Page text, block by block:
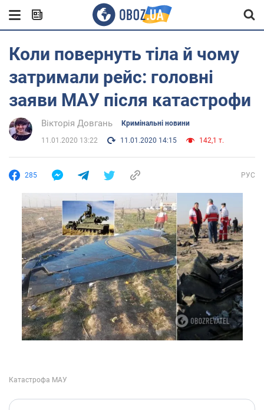
Коли повернуть тіла й чому
затримали рейс: головні
заяви МАУ після катастрофи
Вікторія Довгань Кримінальні новини
11.01.2020 13:22 11.01.2020 14:15 142,1 т.
285 РУС